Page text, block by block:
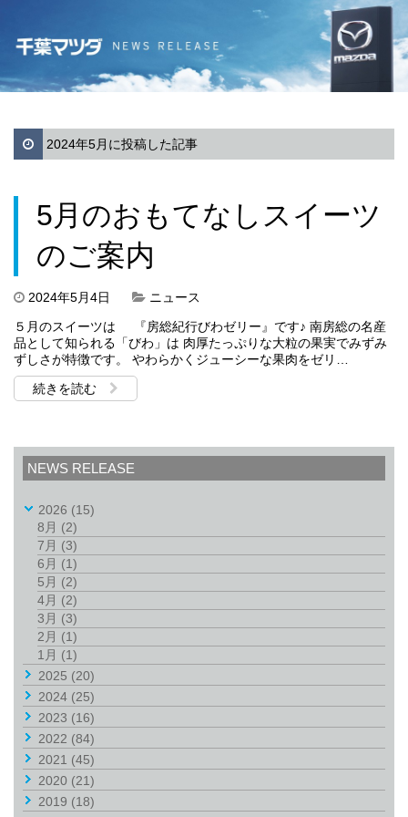
2024年5月に投稿した記事
5月のおもてなしスイーツ
のご案内
2024年5月4日
ニュース
５月のスイーツは 『房総紀行びわゼリー』です♪ 南房総の名産
品として知られる「びわ」は 肉厚たっぷりな大粒の果実でみずみ
ずしさが特徴です。 やわらかくジューシーな果肉をゼリ…
続きを読む
NEWS RELEASE
2026 (15)
8月 (2)
7月 (3)
6月 (1)
5月 (2)
4月 (2)
3月 (3)
2月 (1)
1月 (1)
2025 (20)
2024 (25)
2023 (16)
2022 (84)
2021 (45)
2020 (21)
2019 (18)